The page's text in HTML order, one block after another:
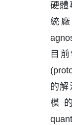
硬體
統
目
的解
模